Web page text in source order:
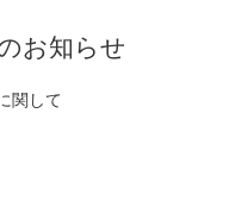
お知らせ
関して